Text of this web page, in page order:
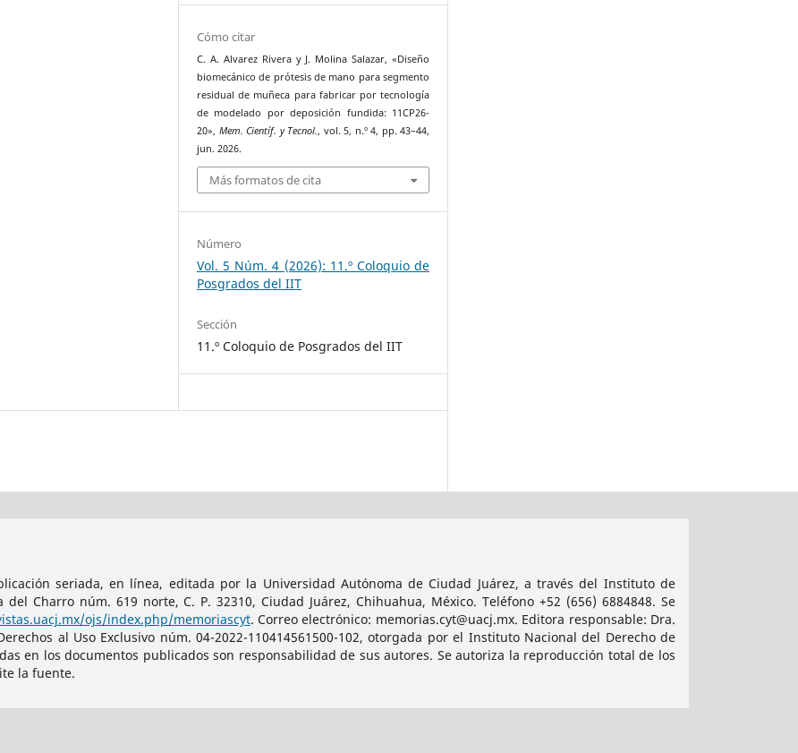
Cómo citar
C. A. Alvarez Rivera y J. Molina Salazar, «Diseño
biomecánico de prótesis de mano para segmento
residual de muñeca para fabricar por tecnología
de modelado por deposición fundida: 11CP26-
20», Mem. Científ. y Tecnol., vol. 5, n.º 4, pp. 43–44,
jun. 2026.
Más formatos de cita
Número
Vol. 5 Núm. 4 (2026): 11.º Coloquio de
Posgrados del IIT
Sección
11.º Coloquio de Posgrados del IIT
seriada, en línea, editada por la Universidad Autónoma de Ciudad Juárez, a través del Instituto de
Charro núm. 619 norte, C. P. 32310, Ciudad Juárez, Chihuahua, México. Teléfono +52 (656) 6884848. Se
ojs/index.php/memoriascyt. Correo electrónico: memorias.cyt@uacj.mx. Editora responsable: Dra.
al Uso Exclusivo núm. 04-2022-110414561500-102, otorgada por el Instituto Nacional del Derecho de
en los documentos publicados son responsabilidad de sus autores. Se autoriza la reproducción total de los
la fuente.